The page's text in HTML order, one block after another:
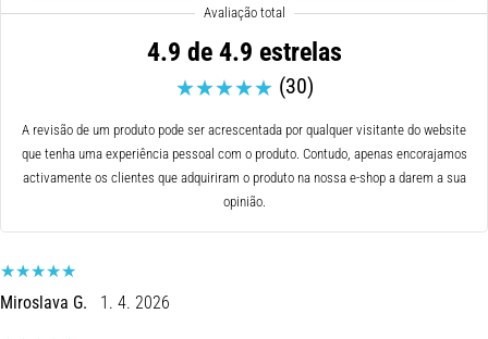
Que
tipos
de…
8 minutos lendo
Corrida
4.9 de 4.9 estrelas
(30)
A revisão de um produto pode ser acrescentada por qualquer visitante do website
que tenha uma experiência pessoal com o produto. Contudo, apenas encorajamos
activamente os clientes que adquiriram o produto na nossa e-shop a darem a sua
opinião.
Miroslava G. 1. 4. 2026